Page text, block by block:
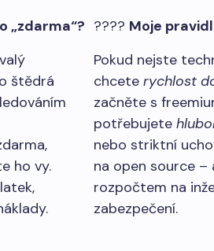
„zdarma“?
štědrá
ho vy.
???? Moje
Pokud nejste
chcete rychlost
začněte s
potřebujete
nebo striktní
na open source
rozpočtem na
zabezpečení.